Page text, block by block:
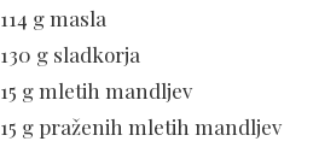
114 g masla
130 g sladkorja
15 g mletih mandljev
15 g praženih mletih mandljev